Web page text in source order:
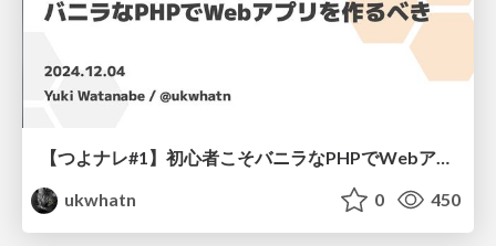
【つよナレ#1】初心者こそバニラなPHPでWebアプリを作るべき
ukwhatn
0 450